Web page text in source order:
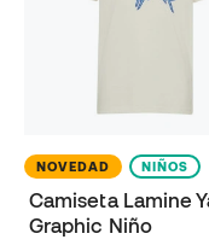
NOVEDAD NIÑOS
Camiseta Lamine
Graphic Niño